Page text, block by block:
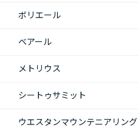
ボリエール
ベアール
メトリウス
シートゥサミット
ウエスタンマウンテニアリング